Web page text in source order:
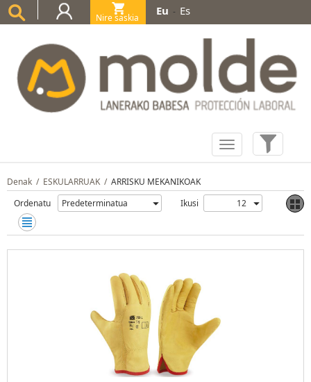
Nire saskia
(0)
Eu - Es
Denak / ESKULARRUAK / ARRISKU MEKANIKOAK
Ordenatu
Ikusi